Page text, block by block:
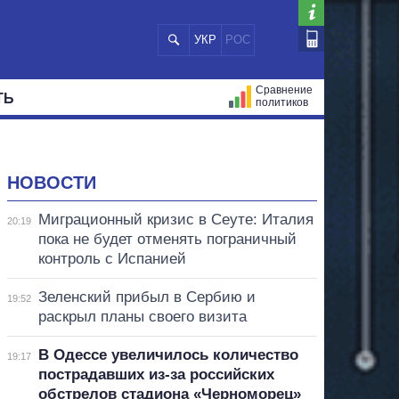
УКР РОС
Сравнение
политиков
НОВОСТИ
20:19
Миграционный кризис в Сеуте: Италия
пока не будет отменять пограничный
контроль с Испанией
19:52
Зеленский прибыл в Сербию и
раскрыл планы своего визита
19:17
В Одессе увеличилось количество
пострадавших из-за российских
обстрелов стадиона «Черноморец»